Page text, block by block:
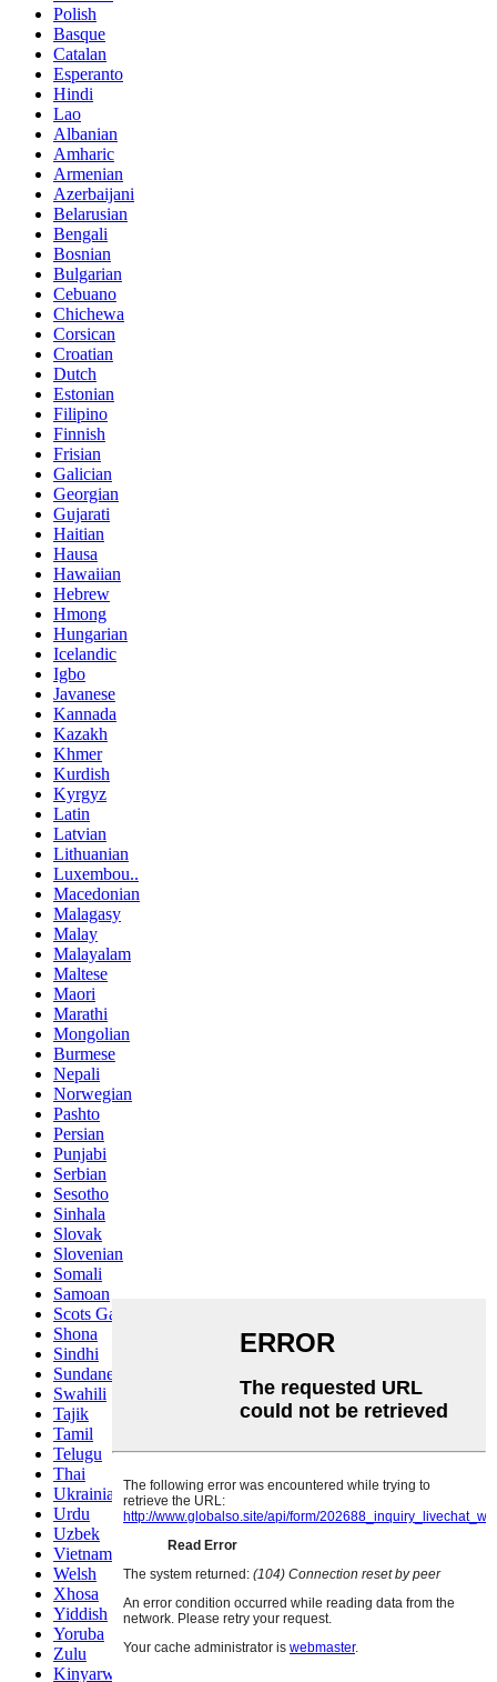
Polish
Basque
Catalan
Esperanto
Hindi
Lao
Albanian
Amharic
Armenian
Azerbaijani
Belarusian
Bengali
Bosnian
Bulgarian
Cebuano
Chichewa
Corsican
Croatian
Dutch
Estonian
Filipino
Finnish
Frisian
Galician
Georgian
Gujarati
Haitian
Hausa
Hawaiian
Hebrew
Hmong
Hungarian
Icelandic
Igbo
Javanese
Kannada
Kazakh
Khmer
Kurdish
Kyrgyz
Latin
Latvian
Lithuanian
Luxembou..
Macedonian
Malagasy
Malay
Malayalam
Maltese
Maori
Marathi
Mongolian
Burmese
Nepali
Norwegian
Pashto
Persian
Punjabi
Serbian
Sesotho
Sinhala
Slovak
Slovenian
Somali
Samoan
Scots Gaelic
Shona
Sindhi
Sundanese
Swahili
Tajik
Tamil
Telugu
Thai
Ukrainian
Urdu
Uzbek
Vietnamese
Welsh
Xhosa
Yiddish
Yoruba
Zulu
Kinyarwanda